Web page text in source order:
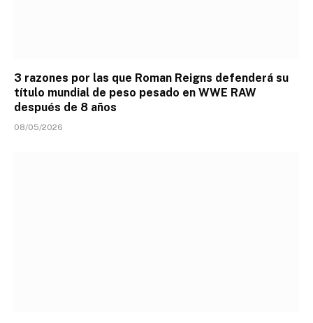
3 razones por las que Roman Reigns defenderá su
título mundial de peso pesado en WWE RAW
después de 8 años
08/05/2026